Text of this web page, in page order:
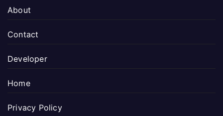
About
Contact
Developer
Home
Privacy Policy